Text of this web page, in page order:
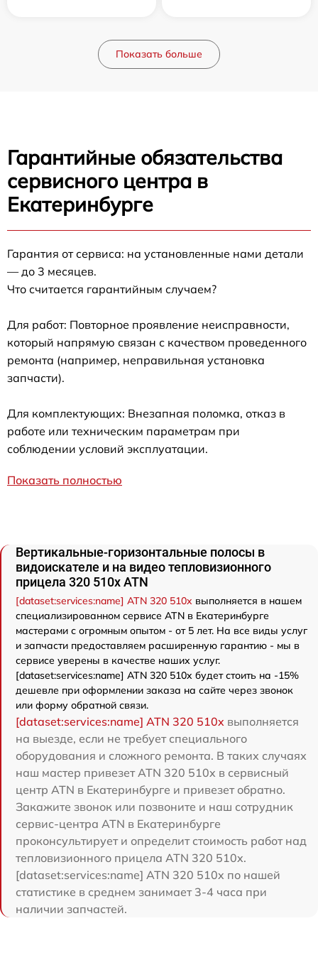
Показать больше
Гарантийные обязательства
сервисного центра в
Екатеринбурге
Гарантия от сервиса: на установленные нами детали
— до 3 месяцев.
Что считается гарантийным случаем?
Для работ: Повторное проявление неисправности,
который напрямую связан с качеством проведенного
ремонта (например, неправильная установка
запчасти).
Для комплектующих: Внезапная поломка, отказ в
работе или техническим параметрам при
соблюдении условий эксплуатации.
Показать полностью
Вертикальные-горизонтальные полосы в
видоискателе и на видео тепловизионного
прицела 320 510x ATN
[dataset:services:name] ATN 320 510x выполняется в нашем
специализированном сервисе ATN в Екатеринбурге
мастерами с огромным опытом - от 5 лет. На все виды услуг
и запчасти предоставляем расширенную гарантию - мы в
сервисе уверены в качестве наших услуг.
[dataset:services:name] ATN 320 510x будет стоить на -15%
дешевле при оформлении заказа на сайте через звонок
или форму обратной связи.
[dataset:services:name] ATN 320 510x выполняется
на выезде, если не требует специального
оборудования и сложного ремонта. В таких случаях
наш мастер привезет ATN 320 510x в сервисный
центр ATN в Екатеринбурге и привезет обратно.
Закажите звонок или позвоните и наш сотрудник
сервис-центра ATN в Екатеринбурге
проконсультирует и определит стоимость работ над
тепловизионного прицела ATN 320 510x.
[dataset:services:name] ATN 320 510x по нашей
статистике в среднем занимает 3-4 часа при
наличии запчастей.